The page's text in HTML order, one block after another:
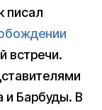
писал
встречи.
и Барбуды. В